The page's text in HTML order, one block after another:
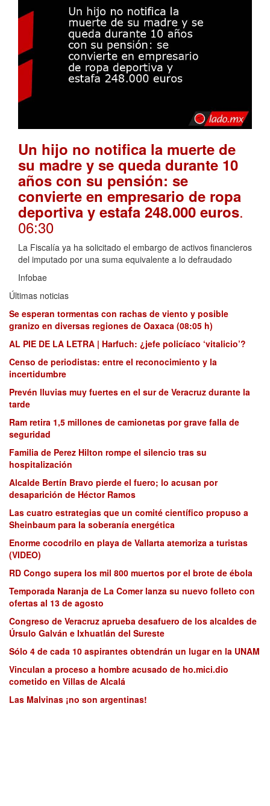
Un hijo no notifica la muerte de
su madre y se queda durante 10
años con su pensión: se
convierte en empresario de ropa
deportiva y estafa 248.000 euros.
06:30
La Fiscalía ya ha solicitado el embargo de activos financieros
del imputado por una suma equivalente a lo defraudado
Infobae
Últimas noticias
Se esperan tormentas con rachas de viento y posible
granizo en diversas regiones de Oaxaca (08:05 h)
AL PIE DE LA LETRA | Harfuch: ¿jefe policíaco ‘vitalicio’?
Censo de periodistas: entre el reconocimiento y la
incertidumbre
Prevén lluvias muy fuertes en el sur de Veracruz durante la
tarde
Ram retira 1,5 millones de camionetas por grave falla de
seguridad
Familia de Perez Hilton rompe el silencio tras su
hospitalización
Alcalde Bertín Bravo pierde el fuero; lo acusan por
desaparición de Héctor Ramos
Las cuatro estrategias que un comité científico propuso a
Sheinbaum para la soberanía energética
Enorme cocodrilo en playa de Vallarta atemoriza a turistas
(VIDEO)
RD Congo supera los mil 800 muertos por el brote de ébola
Temporada Naranja de La Comer lanza su nuevo folleto con
ofertas al 13 de agosto
Congreso de Veracruz aprueba desafuero de los alcaldes de
Úrsulo Galván e Ixhuatlán del Sureste
Sólo 4 de cada 10 aspirantes obtendrán un lugar en la UNAM
Vinculan a proceso a hombre acusado de ho.mici.dio
cometido en Villas de Alcalá
Las Malvinas ¡no son argentinas!